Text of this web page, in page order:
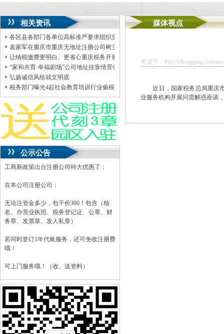
相关资讯
各区县各部门各单位高标准严要求组织实施，公司地址挂靠在学思践悟中筑牢
袁家军在重庆市重庆无地址注册公司树立和践行正确政绩观学习教育读书班上
让纳税缴费更明白、更省心重庆税务开展超40场“税法六进”重庆地址挂靠活动
“家和共育·幸福剧场”公司地址挂靠情景体验活动走进阳光社区
弘扬诚信风绘就文明底
税务部门曝光4起社会教育培训行业偷税案件
公示公告
工商新政策出台注册公司特大优惠了：
在本公司注册公司：
无论注资金多少，包干价300！包含（核
名、办营业执照、税务登记证、公章、财
务章、发票章、发人私章）
若同时签订1年代账服务，还可免收注册费
哦！
可上门服务哦！（收、送资料）
可加急服务哦！（最快可1工作日）
可代理开银行账户！（我们有长期合作的
银行，可免银行年费用）
咨询热线：023-63653351/63653355、
媒体视点
来源于：http://
近日，国家税务总局重庆市
业服务机构开展问需解惑座谈